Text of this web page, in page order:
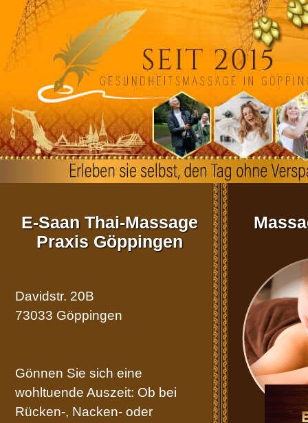
Anfahrt
Aktuell
Allgemein
Impressum
Kontakt
Thai Massage Göppingen
E-Saan Thai-Massage
Praxis Göppingen
Davidstr. 20B
73033 Göppingen
Gönnen Sie sich eine
wohltuende Auszeit: Ob bei
Rücken-, Nacken- oder